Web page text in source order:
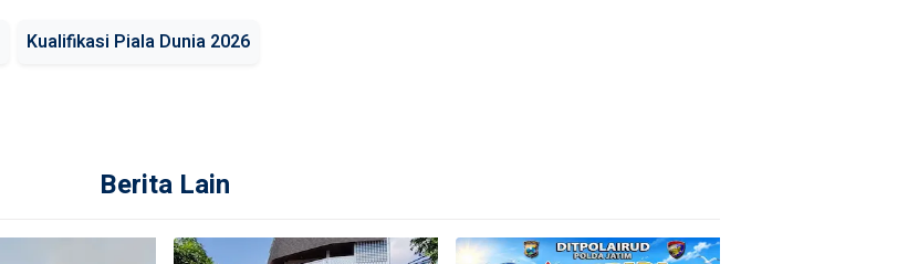
Kualifikasi Piala Dunia 2026
Berita Lain